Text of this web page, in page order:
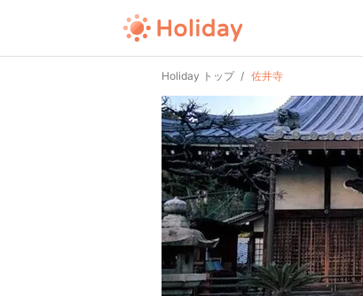
Holiday トップ 佐井寺